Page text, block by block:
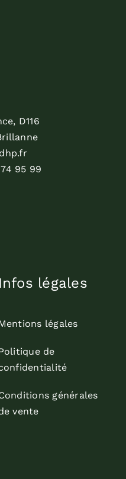
D116
95 99
Infos légales
légales
de
générales
vente